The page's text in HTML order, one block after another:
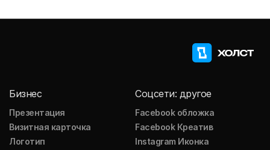
Бизнес
Презентация
Визитная карточка
Логотип
Соцсети: другое
Facebook обложка
Facebook Креатив
Instagram Иконка